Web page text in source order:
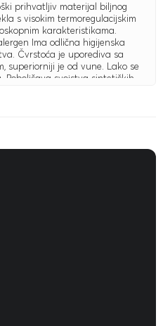
prihvatljiv materijal biljnog
s visokim termoregulacijskim
karakteristikama.
Ima odlična higijenska
Čvrstoća je uporediva sa
superiorniji je od vune. Lako se
Poboljšava svojstva sintetičkih